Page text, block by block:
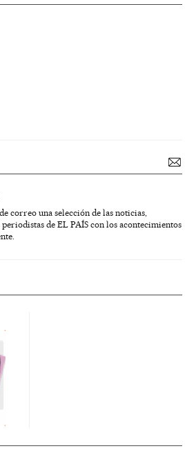
correo una selección de las noticias,
de EL PAÍS con los acontecimientos